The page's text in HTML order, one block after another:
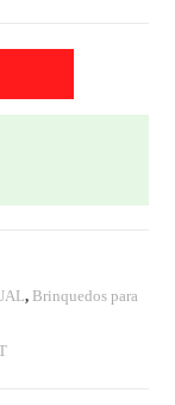
, Brinquedos para